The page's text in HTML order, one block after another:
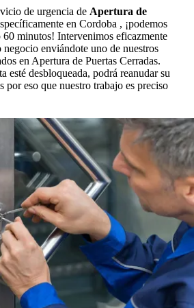
de urgencia de Apertura de
en Cordoba , ¡podemos
60 minutos! Intervenimos eficazmente
enviándote uno de nuestros
en Apertura de Puertas Cerradas.
esté desbloqueada, podrá reanudar su
por eso que nuestro trabajo es preciso